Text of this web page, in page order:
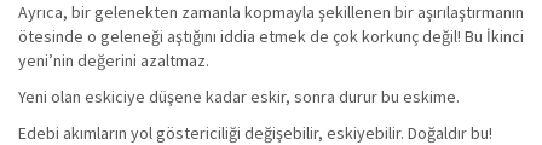
Ayrıca, bir gelenekten zamanla kopmayla şekillenen bir aşırılaştırmanın
ötesinde o geleneği aştığını iddia etmek de çok korkunç değil! Bu İkinci
yeni’nin değerini azaltmaz.
Yeni olan eskiciye düşene kadar eskir, sonra durur bu eskime.
Edebi akımların yol göstericiliği değişebilir, eskiyebilir. Doğaldır bu!